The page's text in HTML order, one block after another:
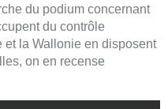
du podium concernant
du contrôle
et la Wallonie en disposent
on en recense